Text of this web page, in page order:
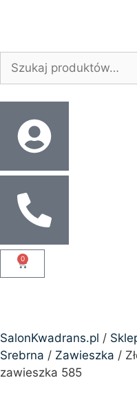
0
SalonKwadrans.pl /
Srebrna / Zawieszka /
zawieszka 585